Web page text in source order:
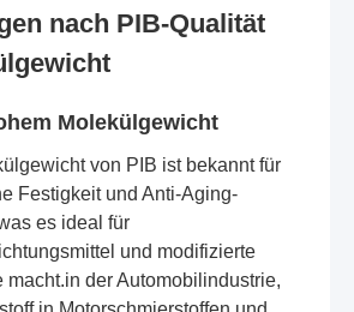
nach PIB-Qualität
Molekülgewicht
von PIB ist bekannt für
Festigkeit und Anti-Aging-
es ideal für
und modifizierte
macht.in der Automobilindustrie,